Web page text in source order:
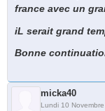
france avec un
iL serait grand
Bonne
micka40
Lundi 10